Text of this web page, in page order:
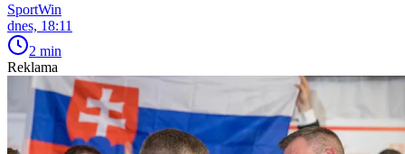
SportWin
dnes, 18:11
2 min
Reklama